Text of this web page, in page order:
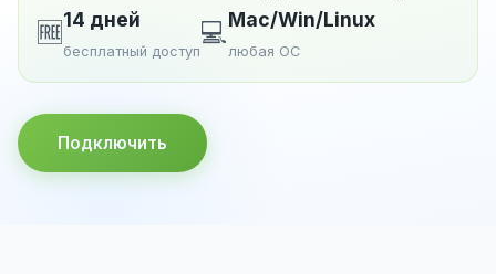
🆓14 дней
бесплатный доступ
💻Mac/Win/Linux
любая ОС
Подключить